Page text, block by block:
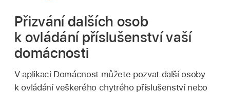
Přizvání dalších osob
k ovládání příslušenství vaší
domácnosti
V aplikaci Domácnost můžete pozvat další osoby
k ovládání veškerého chytrého příslušenství nebo